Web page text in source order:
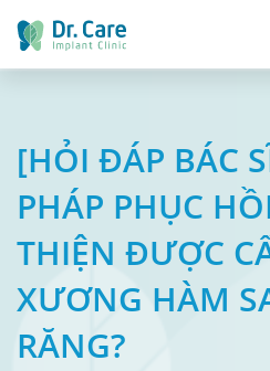
[HỎI ĐÁP BÁC
PHÁP PHỤC
THIỆN ĐƯỢC
XƯƠNG HÀM
RĂNG?